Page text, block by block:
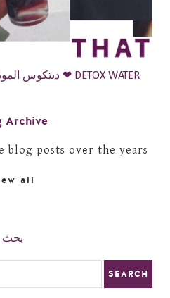
ديتكوس المويا! فوائده! ووصفات لذيذة ❤ DETOX WATER
Archive
blog posts over the years
all
بحث